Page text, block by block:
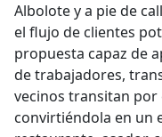
Albolote y a pie de
el flujo de clientes
propuesta capaz de
de trabajadores,
vecinos transitan por
convirtiéndola en un